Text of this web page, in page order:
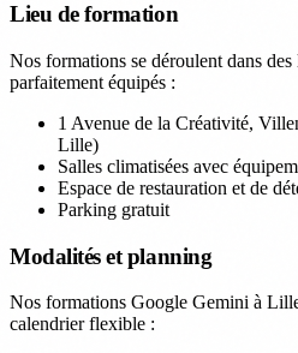
Lieu de formation
Nos formations se déroulent dans
parfaitement équipés :
1 Avenue de la Créativité,
Lille)
Salles climatisées avec
Espace de restauration et de
Parking gratuit
Modalités et planning
Nos formations Google Gemini à
calendrier flexible :